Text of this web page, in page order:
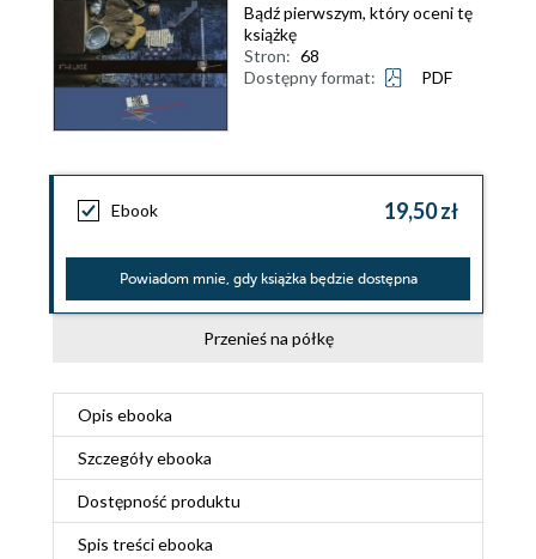
Bądź pierwszym, który oceni tę
książkę
Stron: 68
Dostępny format:
PDF
Ebook 19,50 zł
Powiadom mnie, gdy książka będzie dostępna
Przenieś na półkę
Opis ebooka
Szczegółyebooka
Dostępność produktu
Spis treściebooka